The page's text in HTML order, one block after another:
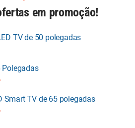
em promoção!
TV de 50 polegadas
Polegadas
Smart TV de 65 polegadas